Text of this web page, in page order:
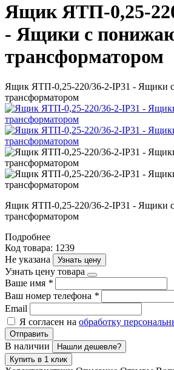
Ящик ЯТП-0,25-
- Ящики с
трансформатором
Ящик ЯТП-0,25-220/36-2-IP31 - Ящики
трансформатором
Ящик ЯТП-0,25-220/36-2-IP31 - Ящики
трансформатором
Подробнее
Код товара: 1239
Не указана
Узнать цену
Узнать цену товара
Ваше имя *
Ваш номер телефона *
Email
Я согласен на обработку
Отправить
В наличии
Нашли дешевле?
Купить в 1 клик